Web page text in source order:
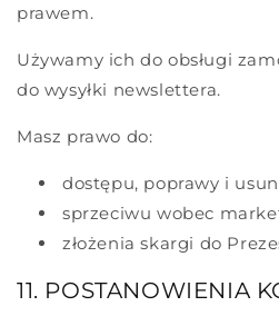
prawem.
Używamy ich do obsługi
do wysyłki newslettera.
Masz prawo do:
dostępu, poprawy i
sprzeciwu wobec
złożenia skargi do
11. POSTANOWIENIA